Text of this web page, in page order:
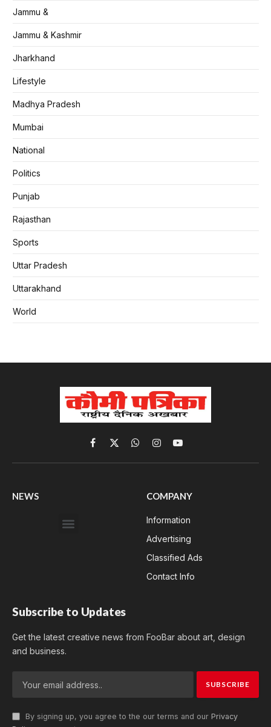
Jammu &
Jammu & Kashmir
Jharkhand
Lifestyle
Madhya Pradesh
Mumbai
National
Politics
Punjab
Rajasthan
Sports
Uttar Pradesh
Uttarakhand
World
Facebook
X
(Twitter)
WhatsApp
InstagramYouTube
NEWS COMPANY
Information
Advertising
Classified Ads
Contact Info
Subscribe to Updates
Get the latest creative news from FooBar about art, design
and business.
By signing up, you agree to the our terms and our Privacy